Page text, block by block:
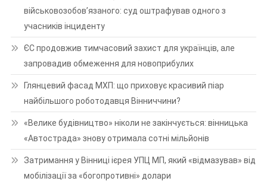
військовозобов’язаного: суд оштрафував одного з
учасників інциденту
ЄС продовжив тимчасовий захист для українців, але
запровадив обмеження для новоприбулих
Глянцевий фасад МХП: що приховує красивий піар
найбільшого роботодавця Вінниччини?
«Велике будівництво» ніколи не закінчується: вінницька
«Автострада» знову отримала сотні мільйонів
Затримання у Вінниці ієрея УПЦ МП, який «відмазував» від
мобілізації за «богопротивні» долари